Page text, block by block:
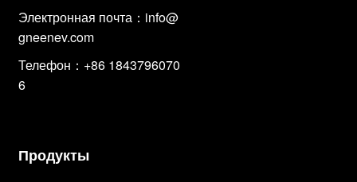
Электронная почта： info@
gneenev.com
Телефон：+86 1843796070
6
Продукты